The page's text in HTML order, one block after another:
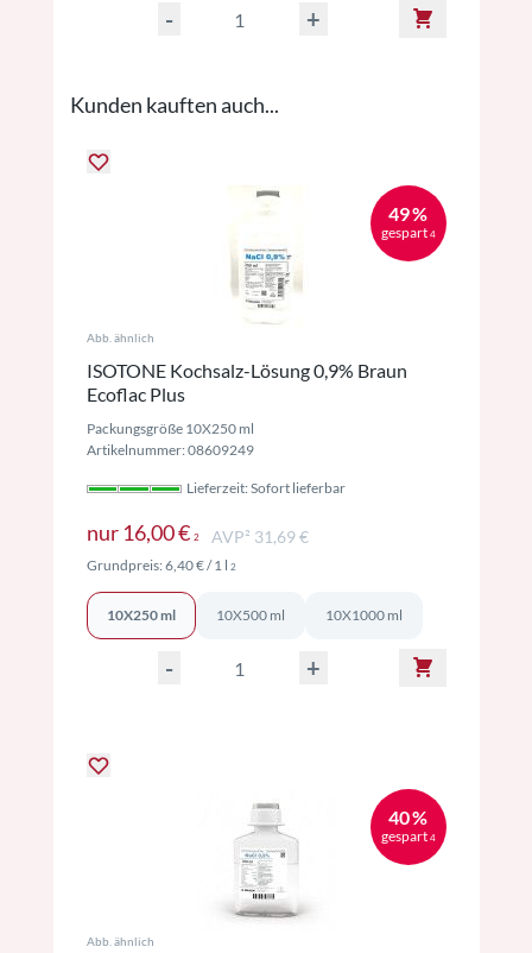
- +
Kunden kauften auch...
49 %
gespart 4
Abb. ähnlich
ISOTONE Kochsalz-Lösung 0,9% Braun
Ecoflac Plus
Packungsgröße 10X250 ml
Artikelnummer: 08609249
Lieferzeit: Sofort lieferbar
nur 16,00 € 2Preise inkl. MwSt. ggf. zzgl. Versand
AVP² 31,69 €
Grundpreis:6,40 €/ 1 l 2Preise inkl. MwSt. ggf. zzgl. Versand
10X250 ml 10X500 ml 10X1000 ml
- +
40 %
gespart 4
Abb. ähnlich